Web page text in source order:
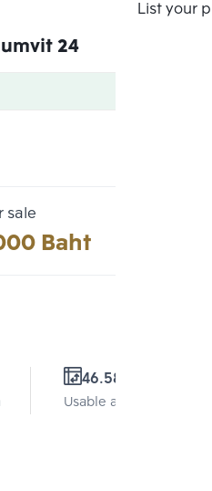
List your
24
sale
Baht
46.58 Sq.m.
Usable area